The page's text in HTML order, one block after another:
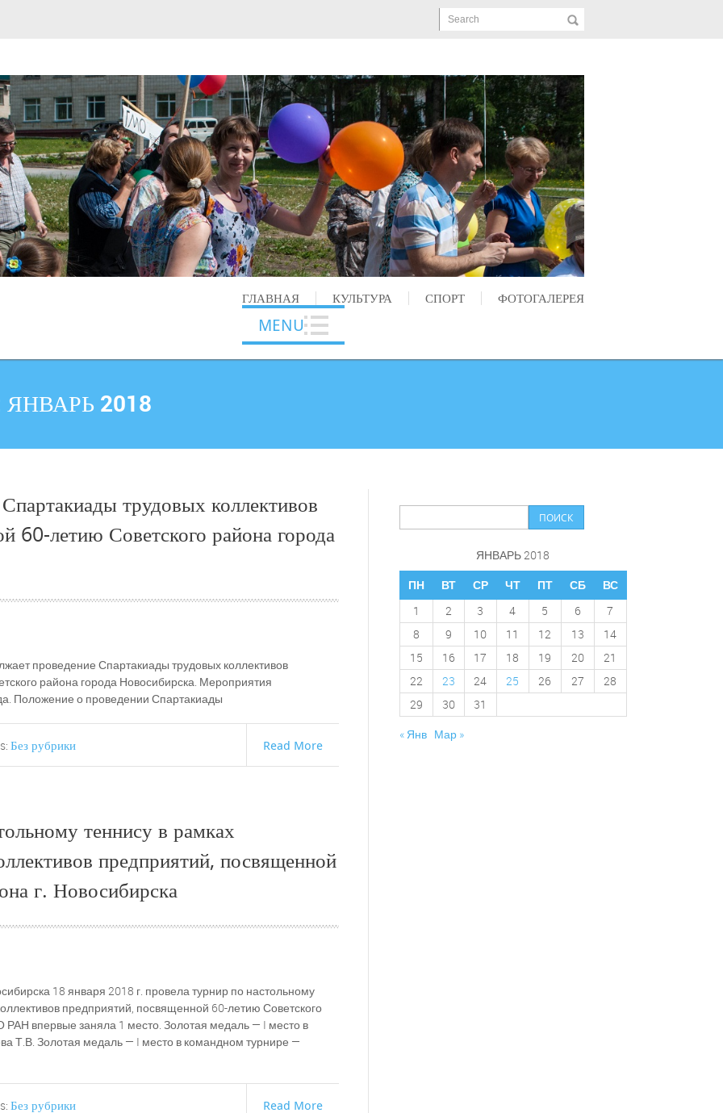
Search
ГЛАВНАЯ КУЛЬТУРА СПОРТ ФОТОГАЛЕРЕЯ
MENU
ЯНВАРЬ 2018
трудовых коллективов
60-летию Советского района города
проведение Спартакиады трудовых коллективов
района города Новосибирска. Мероприятия
Положение о проведении Спартакиады
Read More
Без рубрики
теннису в рамках
предприятий, посвященной
г. Новосибирска
18 января 2018 г. провела турнир по настольному
предприятий, посвященной 60-летию Советского
впервые заняла 1 место. Золотая медаль — I место в
Т.В. Золотая медаль — I место в командном турнире —
Read More
Без рубрики
ЯНВАРЬ 2018
ПН
ВТ СР ЧТ ПТ СБ
ВС
1
2 3 4 5 6
7
8
9 10 11 12 13
14
15
16 17 18 19 20
21
22
23 24 25 26 27
28
29
30
31
« Янв Мар »